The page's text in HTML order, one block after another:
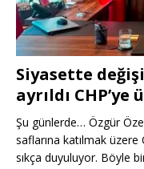
Siyasette
ayrıldı CHP’ye
Şu günlerde… Özgür
saflarına katılmak
sıkça duyuluyor. Böyle